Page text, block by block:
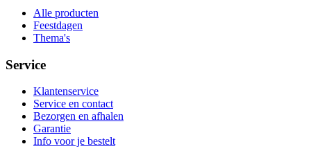
Alle producten
Feestdagen
Thema's
Service
Klantenservice
Service en contact
Bezorgen en afhalen
Garantie
Info voor je bestelt